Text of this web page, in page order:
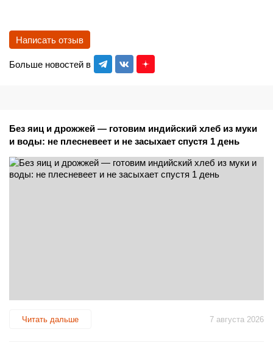
Больше новостей в
Написать отзыв
Без яиц и дрожжей — готовим индийский хлеб из муки
и воды: не плесневеет и не засыхает спустя 1 день
Читать дальше 7 августа 2026